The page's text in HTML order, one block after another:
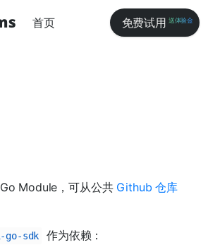
首页 免费试用 送体验金
Module，可从公共 Github 仓库
go-sdk 作为依赖：